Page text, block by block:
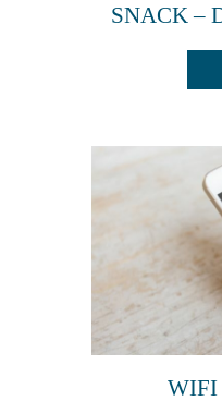
SNACK –
WIFI